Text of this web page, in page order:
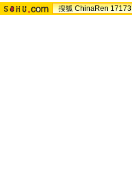
搜狐 ChinaRen 17173